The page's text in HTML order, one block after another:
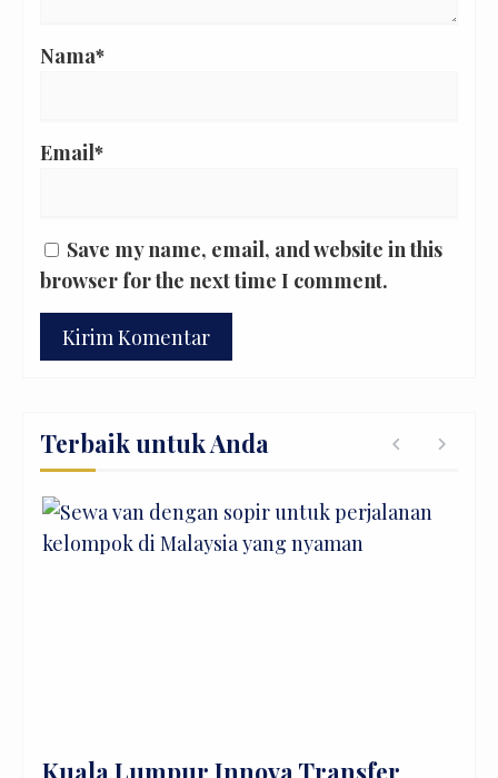
Nama*
Email*
Save my name, email, and website in this
browser for the next time I comment.
Terbaik untuk Anda